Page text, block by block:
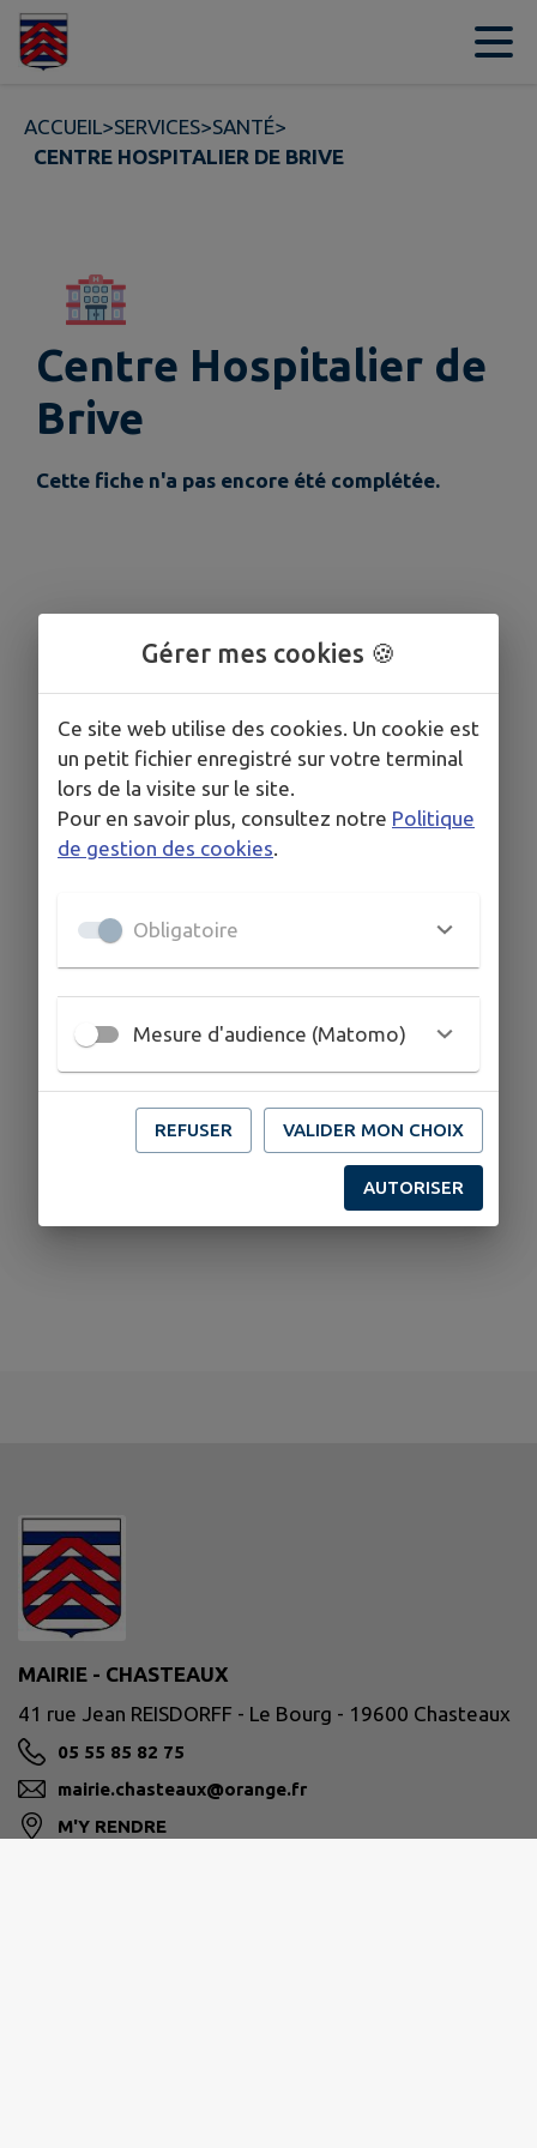
Contenu
ACCUEIL>SERVICES>SANTÉ>
CENTRE HOSPITALIER DE BRIVE
Centre Hospitalier de
Brive
Cette fiche n'a pas encore été complétée.
MAIRIE - CHASTEAUX
41 rue Jean REISDORFF - Le Bourg - 19600 Chasteaux
05 55 85 82 75
mairie.chasteaux@orange.fr
M'Y RENDRE
Gérer mes cookies 🍪
Ce site web utilise des cookies. Un cookie est
un petit fichier enregistré sur votre terminal
lors de la visite sur le site.
Pour en savoir plus, consultez notre Politique
de gestion des cookies
Obligatoire
Mesure d'audience (Matomo)
REFUSER VALIDER MON CHOIX
AUTORISER